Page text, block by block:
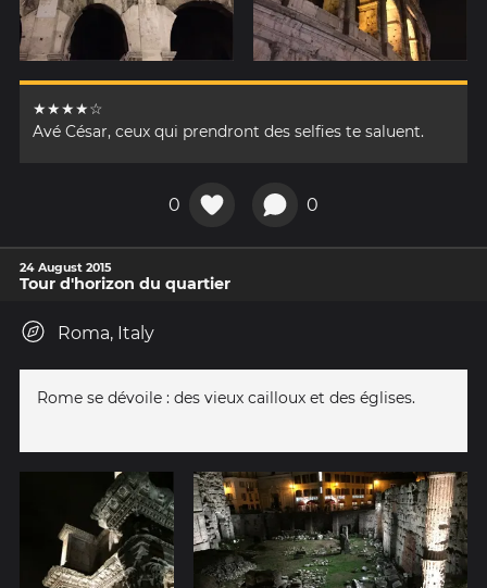
★★★★☆
Avé César, ceux qui prendront des selfies te saluent.
0 0
24 August 2015
Tour d'horizon du quartier
Roma, Italy
Rome se dévoile : des vieux cailloux et des églises.